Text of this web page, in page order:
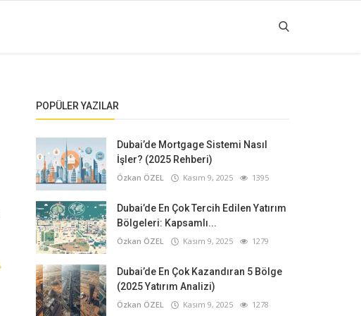
POPÜLER YAZILAR
Dubai’de Mortgage Sistemi Nasıl
İşler? (2025 Rehberi)
Özkan ÖZEL Kasım 9, 2025 1395
Dubai’de En Çok Tercih Edilen Yatırım
Bölgeleri: Kapsamlı...
Özkan ÖZEL Kasım 9, 2025 1279
Dubai’de En Çok Kazandıran 5 Bölge
(2025 Yatırım Analizi)
Özkan ÖZEL Kasım 9, 2025 1278